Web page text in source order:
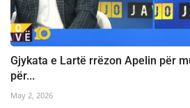
Gjykata e Lartë rrëzon Apelin për
për...
May 2, 2026